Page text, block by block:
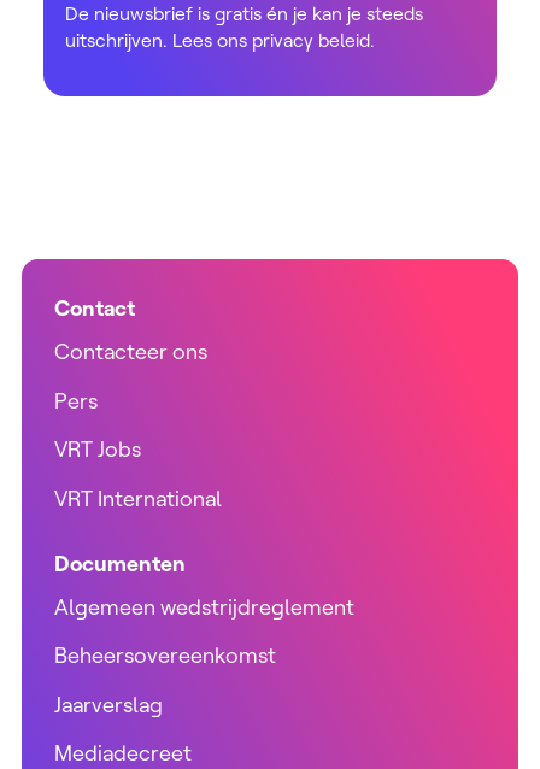
De nieuwsbrief is gratis én je kan je steeds
uitschrijven. Lees ons privacy beleid.
Contact
Contacteer ons
Pers
VRT Jobs
VRT International
Documenten
Algemeen wedstrijdreglement
Beheersovereenkomst
Jaarverslag
Mediadecreet